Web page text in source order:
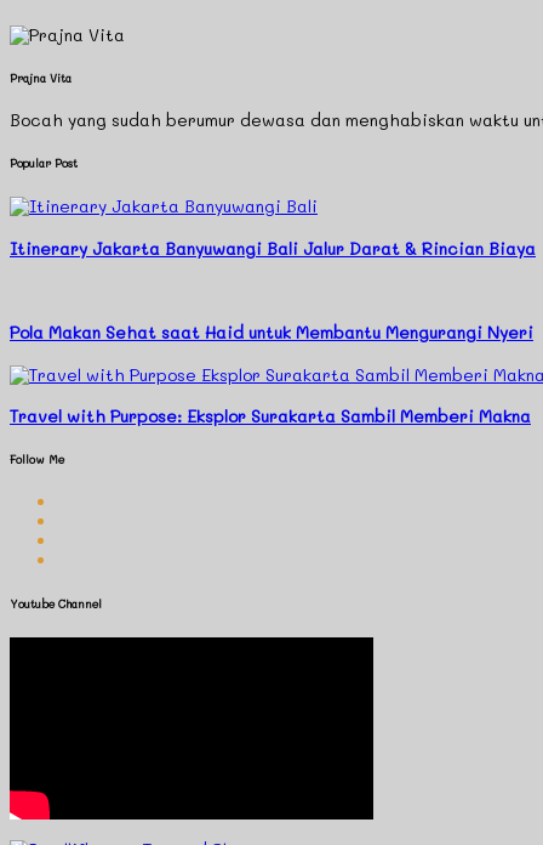
Prajna Vita
Bocah yang sudah berumur dewasa dan menghabiskan waktu
Popular Post
Itinerary Jakarta Banyuwangi Bali Jalur Darat & Rincian Biaya
Pola Makan Sehat saat Haid untuk Membantu Mengurangi Nyeri
Travel with Purpose: Eksplor Surakarta Sambil Memberi Makna
Follow Me
Youtube Channel